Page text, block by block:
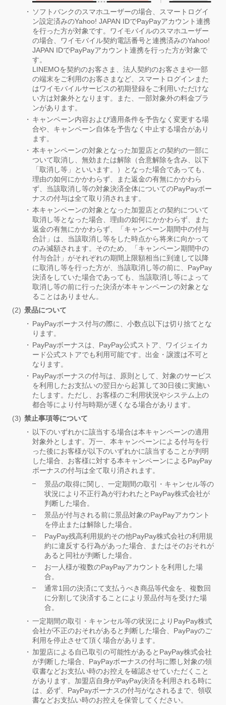
ソフトバンクのスマホユーザーの場合、スマートログイ
ン設定済みのYahoo! JAPAN IDでPayPayアカウント連携
を行った方が対象です。ワイモバイルのスマホユーザー
の場合、ワイモバイル契約電話番号と連携済みのYahoo!
JAPAN IDでPayPayアカウント連携を行った方が対象で
す。
LINEMOを契約のお客さま、法人契約のお客さまや一部
の端末をご利用のお客さまなど、スマートログインまた
はワイモバイルサービスの初期登録をご利用いただけな
い方は対象外となります。また、一部対象外の料金プラ
ンがあります。
キャンペーン内容および適用条件を予告なく変更する場
合や、キャンペーン自体を予告なく中止する場合があり
ます。
本キャンペーンの対象となった加盟店との契約の一部に
ついて取消し、無効または解除（合意解除を含み、以下
「取消し等」といいます。）となった場合であっても、
理由の如何にかかわらず、また返金の有無にかかわら
ず、当該取消し等の対象決済全体についてのPayPayボー
ナスの付与は全て取り消されます。
本キャンペーンの対象となった加盟店との契約について
取消し等となった場合、理由の如何にかかわらず、また
返金の有無にかかわらず、「キャンペーン期間中の付与
合計」は、当該取消し等をした時点から将来に向かって
のみ減額されます。そのため、「キャンペーン期間中の
付与合計」がそれぞれの期間上限額相当に到達して以降
に取消し等を行った方が、当該取消し等の前に、PayPay
決済をしていた場合であっても、当該取消し等によって
取消し等の前に行った決済が本キャンペーンの対象とな
ることはありません。
景品について
PayPayボーナス付与の際に、小数点以下は切り捨てとな
ります。
PayPayボーナスは、PayPay公式ストア、ワイジェイカ
ード公式ストアでも利用可能です。出金・譲渡は不可と
なります。
PayPayボーナスの付与は、原則として、対象のサービス
を利用したお支払いの翌日から起算して30日後に実施い
たします。ただし、お客様のご利用状況やシステム上の
都合等により付与時期が遅くなる場合があります。
禁止事項等について
以下のいずれかに該当する場合は本キャンペーンの適用
対象外とします。万一、本キャンペーンによる付与を行
った後にお客様が以下のいずれかに該当することが判明
した場合、お客様に対する本キャンペーンによるPayPay
ボーナスの付与は全て取り消されます。
景品の取得に関し、一定期間の取引・キャンセル等の
状況により不正行為が行われたとPayPay株式会社が
判断した場合。
景品が付与される前に景品対象のPayPayアカウント
を停止または解除した場合。
PayPay残高利用規約その他PayPay株式会社の利用規
約に違反する行為があった場合、またはそのおそれが
あると同社が判断した場合。
お一人様が複数のPayPayアカウントを利用した場
合。
通常1回の決済にて支払うべき商品等代金を、複数回
に分割して決済することにより景品付与を受けた場
合。
一定期間の取引・キャンセル等の状況によりPayPay株式
会社が不正のおそれがあると判断した場合、PayPayのご
利用を停止させて頂く場合があります。
加盟店による自己取引の可能性があるとPayPay株式会社
が判断した場合、PayPayボーナスの付与に際し対象の領
収書などお支払い時のお控えを確認させていただくこと
があります。加盟店自身がPayPay決済を利用される時に
は、必ず、PayPayボーナスの付与がなされるまで、領収
書などお支払い時のお控えを保管してください。